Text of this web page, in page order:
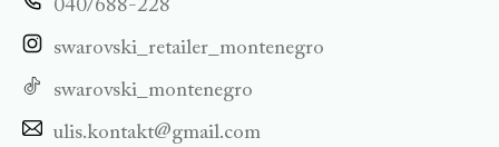
040/688-228
swarovski_retailer_montenegro
swarovski_montenegro
ulis.kontakt@gmail.com